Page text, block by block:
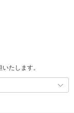
たします。